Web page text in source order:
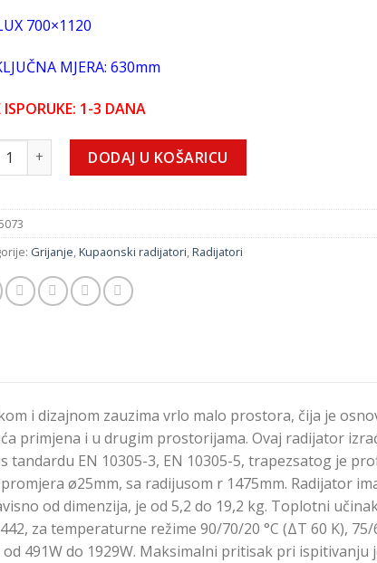
700×1120
MJERA: 630mm
ISPORUKE: 1-3 DANA
700x1120 kupaonski radijator količina
DODAJ U KOŠARICU
Grijanje,Kupaonski radijatori,Radijatori
i dizajnom zauzima vrlo malo prostora, čija je
primjena i u drugim prostorijama. Ovaj radijator
tandardu EN 10305-3, EN 10305-5, trapezsatog je
ø25mm, sa radijusom r 1475mm. Radijator
od dimenzija, je od 5,2 do 19,2 kg. Toplotni
za temperaturne režime 90/70/20 °C (ΔT 60 K), 75/
491W do 1929W. Maksimalni pritisak pri ispitivanju